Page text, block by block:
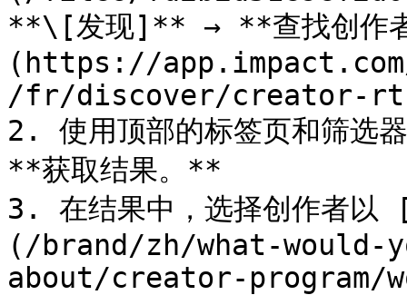
**\[发现]** → **查找创作
(https://
/fr/discover/creator-
2. 使用顶部的标签页和筛选
**获取结果。**
3. 在结果中，选择创作者以
(/brand/zh/what-
about/creator-